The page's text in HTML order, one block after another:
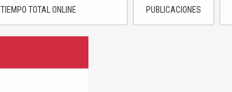
TIEMPO TOTAL ONLINE PUBLICACIONES